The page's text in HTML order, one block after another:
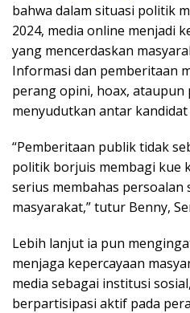
bahwa dalam situasi politik
2024, media online menjadi
yang mencerdaskan
Informasi dan pemberitaan
perang opini, hoax,
menyudutkan antar
“Pemberitaan publik tidak
politik borjuis membagi kue
serius membahas persoalan
masyarakat,” tutur Benny,
Lebih lanjut ia pun
menjaga kepercayaan
media sebagai institusi
berpartisipasi aktif pada